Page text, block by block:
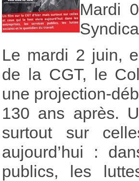
Mardi
Le mardi 2 juin,
de la CGT, le
une projection-
130 ans après.
surtout sur
aujourd’hui :
publics, les